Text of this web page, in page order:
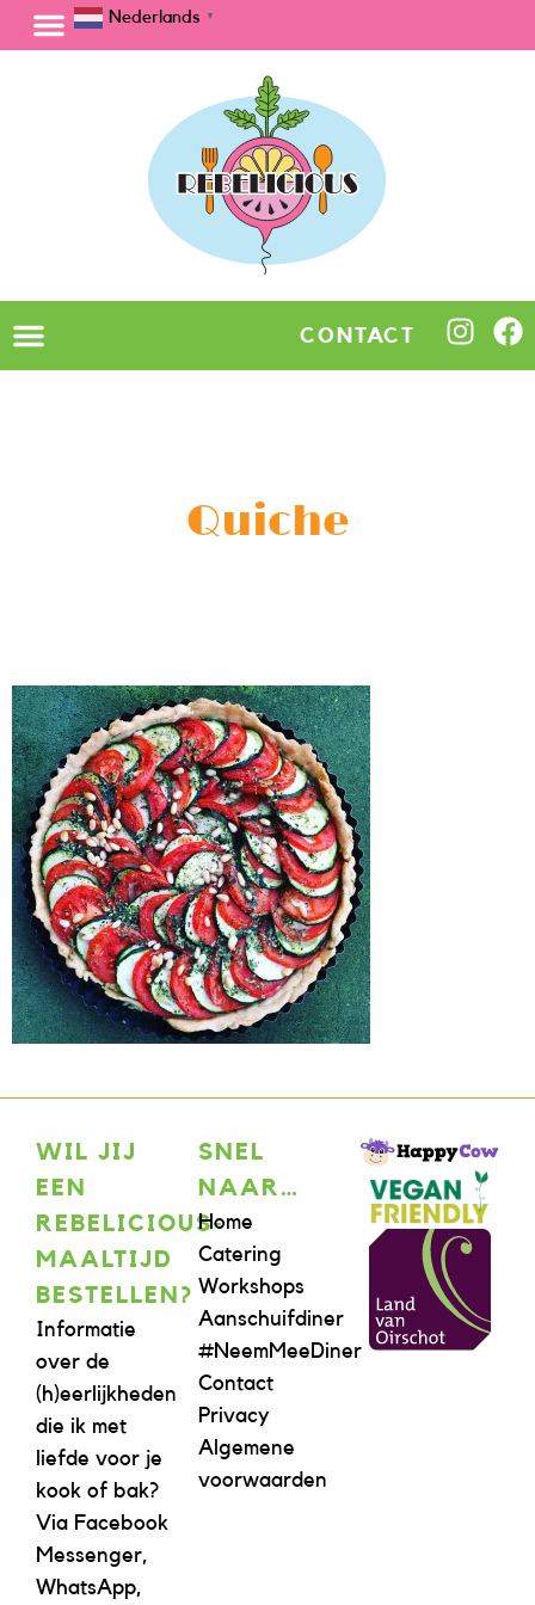
Nederlands ▼
CONTACT
Quiche
WIL JIJ
EEN
REBELICIOUS-
MAALTIJD
BESTELLEN?
Informatie
over de
(h)eerlijkheden
die ik met
liefde voor je
kook of bak?
Via Facebook
Messenger,
WhatsApp,
SNEL
NAAR…
Home
Catering
Workshops
Aanschuifdiner
#NeemMeeDiner
Contact
Privacy
Algemene
voorwaarden